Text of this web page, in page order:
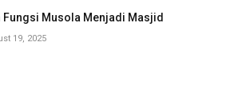
Fungsi Musola Menjadi Masjid
19, 2025